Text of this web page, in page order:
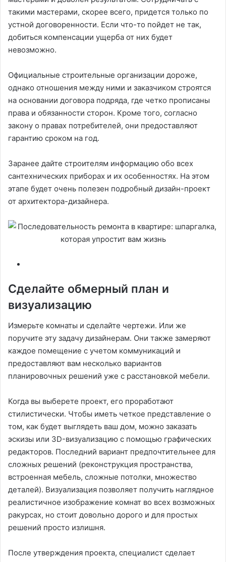
такими мастерами, скорее всего, придется только по
устной договоренности. Если что-то пойдет не так,
добиться компенсации ущерба от них будет
невозможно.
Официальные строительные организации дороже,
однако отношения между ними и заказчиком строятся
на основании договора подряда, где четко прописаны
права и обязанности сторон. Кроме того, согласно
закону о правах потребителей, они предоставляют
гарантию сроком на год.
Заранее дайте строителям информацию обо всех
сантехнических приборах и их особенностях. На этом
этапе будет очень полезен подробный дизайн-проект
от архитектора-дизайнера.
Сделайте обмерный план и
визуализацию
Измерьте комнаты и сделайте чертежи. Или же
поручите эту задачу дизайнерам. Они также замеряют
каждое помещение с учетом коммуникаций и
предоставляют вам несколько вариантов
планировочных решений уже с расстановкой мебели.
Когда вы выберете проект, его проработают
стилистически. Чтобы иметь четкое представление о
том, как будет выглядеть ваш дом, можно заказать
эскизы или 3D-визуализацию с помощью графических
редакторов. Последний вариант предпочтительнее для
сложных решений (реконструкция пространства,
встроенная мебель, сложные потолки, множество
деталей). Визуализация позволяет получить наглядное
реалистичное изображение комнат во всех возможных
ракурсах, но стоит довольно дорого и для простых
решений просто излишня.
После утверждения проекта, специалист сделает